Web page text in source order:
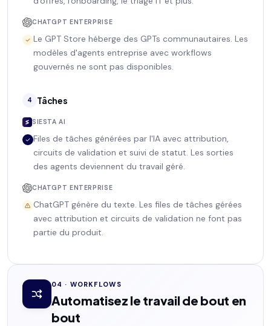
CHATGPT ENTERPRISE
Le GPT Store héberge des GPTs communautaires. Les
modèles d'agents entreprise avec workflows
gouvernés ne sont pas disponibles.
4 Tâches
SIESTA AI
Files de tâches générées par l'IA avec attribution,
circuits de validation et suivi de statut. Les sorties
des agents deviennent du travail géré.
CHATGPT ENTERPRISE
ChatGPT génère du texte. Les files de tâches gérées
avec attribution et circuits de validation ne font pas
partie du produit.
04 · WORKFLOWS
Automatisez le travail de bout en
bout